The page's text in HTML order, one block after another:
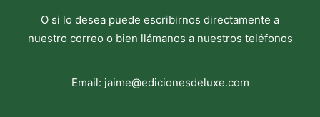
O si lo desea puede escribirnos directamente a
nuestro correo o bien llámanos a nuestros teléfonos
Email: jaime@edicionesdeluxe.com